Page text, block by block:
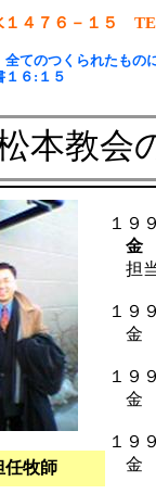
本教会
１４７６－１５
全てのつくられたもの
１６:１５
１９
金
担
１９
金
１９
金
１９
金
牧師